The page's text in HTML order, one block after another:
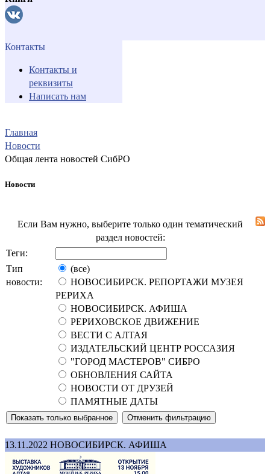
Контакты
Контакты и
реквизиты
Написать нам
Главная
Новости
Общая лента новостей СибРО
Новости
Если Вам нужно, выберите только один тематический
раздел новостей:
Теги:
Тип
новости:
(все)
НОВОСИБИРСК. РЕПОРТАЖИ МУЗЕЯ
РЕРИХА
НОВОСИБИРСК. АФИША
РЕРИХОВСКОЕ ДВИЖЕНИЕ
ВЕСТИ С АЛТАЯ
ИЗДАТЕЛЬСКИЙ ЦЕНТР РОССАЗИЯ
"ГОРОД МАСТЕРОВ" СИБРО
ОБНОВЛЕНИЯ САЙТА
НОВОСТИ ОТ ДРУЗЕЙ
ПАМЯТНЫЕ ДАТЫ
13.11.2022 НОВОСИБИРСК. АФИША